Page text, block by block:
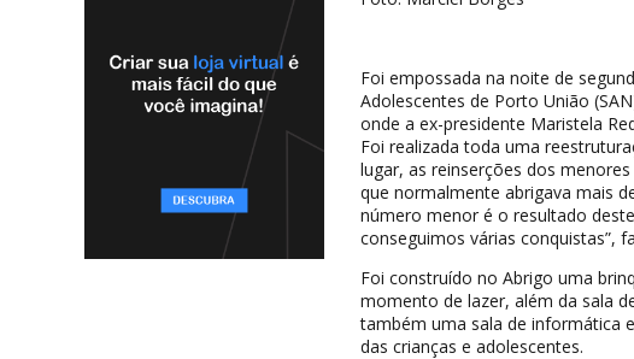
Foi empossada na noite de
Adolescentes de Porto União
onde a ex-presidente Maristela
Foi realizada toda uma
lugar, as reinserções dos
que normalmente abrigava mais
número menor é o resultado
conseguimos várias conquistas”,
Foi construído no Abrigo uma
momento de lazer, além da sala
também uma sala de informática
das crianças e adolescentes.